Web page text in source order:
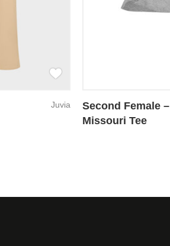
Juvia
Second Female –
Missouri Tee